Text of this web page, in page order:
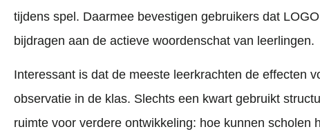
tijdens spel. Daarmee bevestigen gebruikers dat
bijdragen aan de actieve woordenschat van leerlingen.
Interessant is dat de meeste leerkrachten de effecten
observatie in de klas. Slechts een kwart gebruikt
ruimte voor verdere ontwikkeling: hoe kunnen scholen